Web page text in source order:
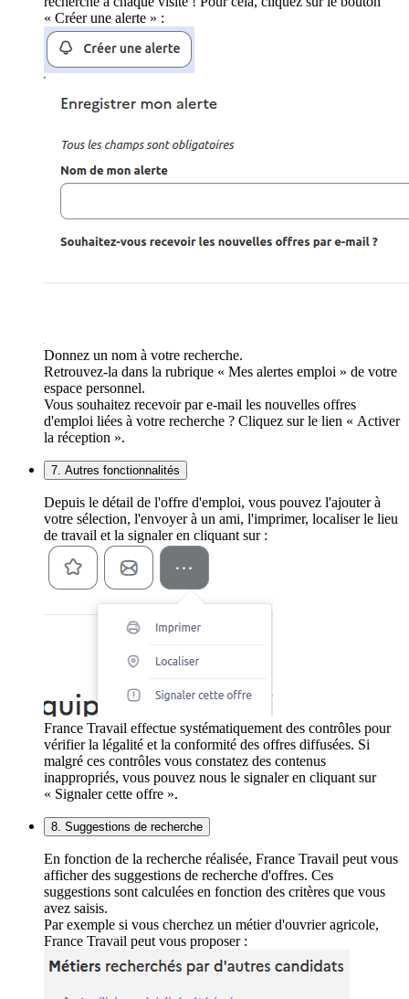
« Créer une alerte » :
Donnez un nom à votre recherche.
Retrouvez-la dans la rubrique « Mes alertes emploi » de votre
espace personnel.
Vous souhaitez recevoir par e-mail les nouvelles offres
d'emploi liées à votre recherche ? Cliquez sur le lien « Activer
la réception ».
7. Autres fonctionnalités
Depuis le détail de l'offre d'emploi, vous pouvez l'ajouter à
votre sélection, l'envoyer à un ami, l'imprimer, localiser le lieu
de travail et la signaler en cliquant sur :
France Travail effectue systématiquement des contrôles pour
vérifier la légalité et la conformité des offres diffusées. Si
malgré ces contrôles vous constatez des contenus
inappropriés, vous pouvez nous le signaler en cliquant sur
« Signaler cette offre ».
8. Suggestions de recherche
En fonction de la recherche réalisée, France Travail peut vous
afficher des suggestions de recherche d'offres. Ces
suggestions sont calculées en fonction des critères que vous
avez saisis.
Par exemple si vous cherchez un métier d'ouvrier agricole,
France Travail peut vous proposer :